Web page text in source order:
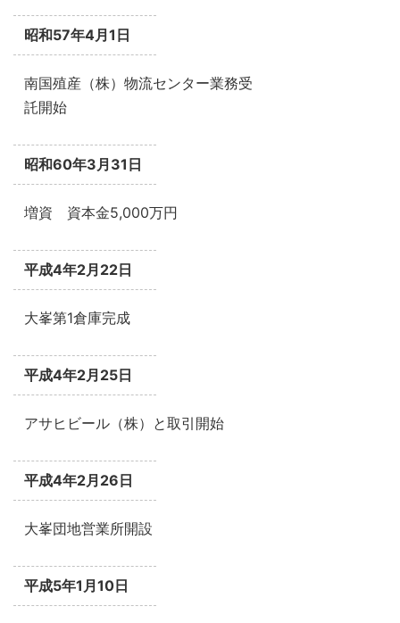
昭和57年4月1日
南国殖産（株）物流センター業務受
託開始
昭和60年3月31日
増資 資本金5,000万円
平成4年2月22日
大峯第1倉庫完成
平成4年2月25日
アサヒビール（株）と取引開始
平成4年2月26日
大峯団地営業所開設
平成5年1月10日